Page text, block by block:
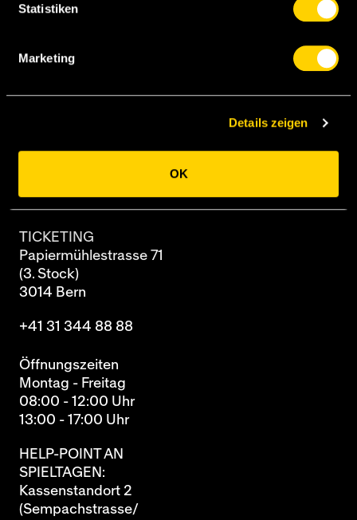
Statistiken
Marketing
Details zeigen
OK
Papiermühlestrasse 71
Newsletter
TICKETING
Papiermühlestrasse 71
(3. Stock)
3014 Bern
+41 31 344 88 88
Öffnungszeiten
Montag - Freitag
08:00 - 12:00 Uhr
13:00 - 17:00 Uhr
HELP-POINT AN
SPIELTAGEN:
Kassenstandort 2
(Sempachstrasse/